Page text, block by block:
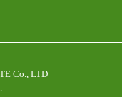
Co., LTD